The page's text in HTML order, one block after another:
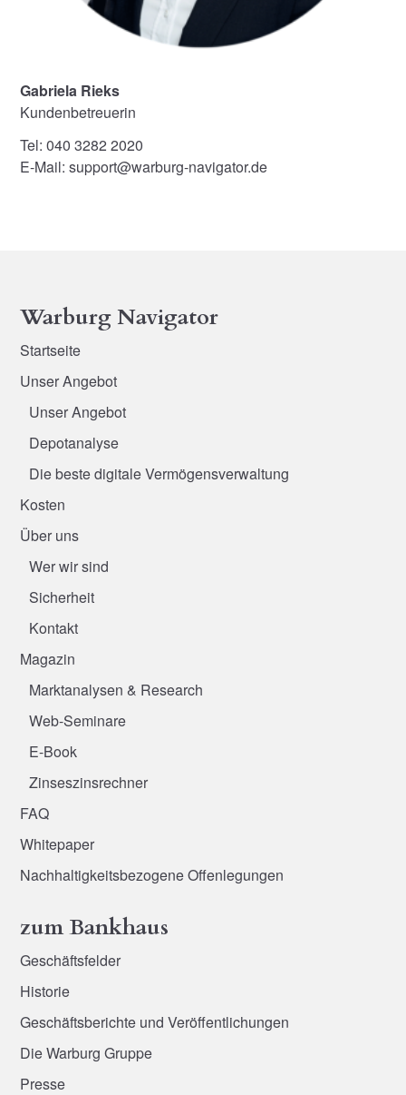
Gabriela Rieks
Kundenbetreuerin
Tel: 040 3282 2020
E-Mail: support@warburg-navigator.de
Warburg Navigator
Startseite
Unser Angebot
Unser Angebot
Depotanalyse
Die beste digitale Vermögensverwaltung
Kosten
Über uns
Wer wir sind
Sicherheit
Kontakt
Magazin
Marktanalysen & Research
Web-Seminare
E-Book
Zinseszinsrechner
FAQ
Whitepaper
Nachhaltigkeitsbezogene Offenlegungen
zum Bankhaus
Geschäftsfelder
Historie
Geschäftsberichte und Veröffentlichungen
Die Warburg Gruppe
Presse